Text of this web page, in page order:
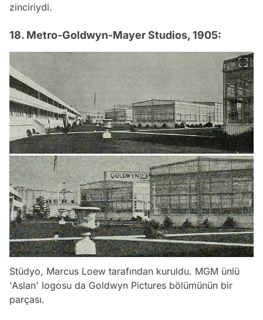
zinciriydi.
18. Metro-Goldwyn-Mayer Studios, 1905:
Stüdyo, Marcus Loew tarafından kuruldu. MGM ünlü
'Aslan' logosu da Goldwyn Pictures bölümünün bir
parçası.